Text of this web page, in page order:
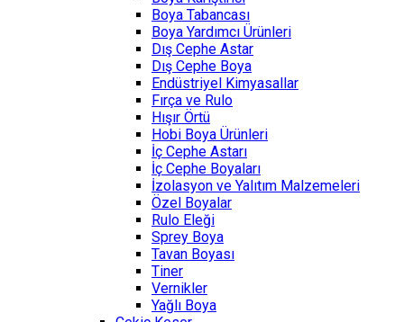
Boya Tabancası
Boya Yardımcı Ürünleri
Dış Cephe Astar
Dış Cephe Boya
Endüstriyel Kimyasallar
Fırça ve Rulo
Hışır Örtü
Hobi Boya Ürünleri
İç Cephe Astarı
İç Cephe Boyaları
İzolasyon ve Yalıtım Malzemeleri
Özel Boyalar
Rulo Eleği
Sprey Boya
Tavan Boyası
Tiner
Vernikler
Yağlı Boya